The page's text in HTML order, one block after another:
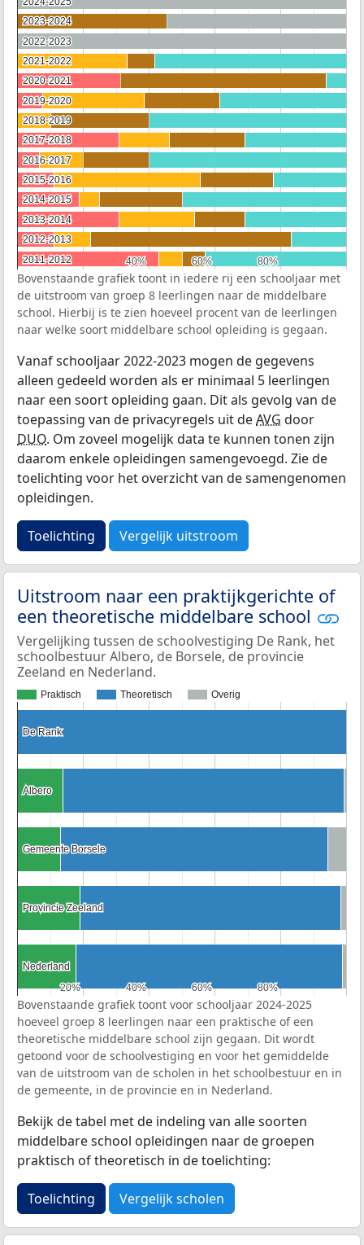
40%
40% 60%
60% 80%
80%
2023-2024
2023-2024
2022-2023
2022-2023
2021-2022
2021-2022
2020-2021
2020-2021
2019-2020
2019-2020
2018-2019
2018-2019
2017-2018
2017-2018
2016-2017
2016-2017
2015-2016
2015-2016
2014-2015
2014-2015
2013-2014
2013-2014
2012-2013
2012-2013
2011-2012
2011-2012
Bovenstaande grafiek toont in iedere rij een schooljaar met
de uitstroom van groep 8 leerlingen naar de middelbare
school. Hierbij is te zien hoeveel procent van de leerlingen
naar welke soort middelbare school opleiding is gegaan.
Vanaf schooljaar 2022-2023 mogen de gegevens
alleen gedeeld worden als er minimaal 5 leerlingen
naar een soort opleiding gaan. Dit als gevolg van de
toepassing van de privacyregels uit deAVG door
DUO. Om zoveel mogelijk data te kunnen tonen zijn
daarom enkele opleidingen samengevoegd. Zie de
toelichting voor het overzicht van de samengenomen
opleidingen.
Toelichting Vergelijk uitstroom
Uitstroom naar een praktijkgerichte of
een theoretische middelbare school
Vergelijking tussen de schoolvestiging De Rank, het
schoolbestuur Albero, de Borsele, de provincie
Zeeland en Nederland.
Praktisch Theoretisch Overig
20%
20% 40%
40% 60%
60% 80%
80%
De Rank
De Rank
Albero
Albero
Gemeente Borsele
Gemeente Borsele
Provincie Zeeland
Provincie Zeeland
Nederland
Nederland
Bovenstaande grafiek toont voor schooljaar 2024-2025
hoeveel groep 8 leerlingen naar een praktische of een
theoretische middelbare school zijn gegaan. Dit wordt
getoond voor de schoolvestiging en voor het gemiddelde
van de uitstroom van de scholen in het schoolbestuur en in
de gemeente, in de provincie en in Nederland.
Bekijk de tabel met de indeling van alle soorten
middelbare school opleidingen naar de groepen
praktisch of theoretisch in de toelichting:
Toelichting Vergelijk scholen